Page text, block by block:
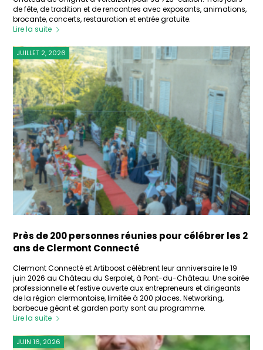
de fête, de tradition et de rencontres avec exposants, animations,
brocante, concerts, restauration et entrée gratuite.
Lire la suite
Près de 200 personnes réunies pour célébrer les 2
ans de Clermont Connecté
JUILLET 2, 2026
Clermont Connecté et Artiboost célèbrent leur anniversaire le 19
juin 2026 au Château du Serpolet, à Pont-du-Château. Une soirée
professionnelle et festive ouverte aux entrepreneurs et dirigeants
de la région clermontoise, limitée à 200 places. Networking,
barbecue géant et garden party sont au programme.
Lire la suite
JUIN 16, 2026